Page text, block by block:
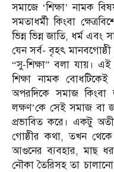
সমাজে ‘শিক্ষা’ নামক
সমতাধর্মী কিংবা
ভিন্ন ভিন্ন জাতি, ধর্ম এবং
যেন সর্ব- বৃহৎ
“সু-শিক্ষা” বলা যায়। এই
শিক্ষা নামক বোধটিকেই
অপরদিকে সমাজ কিংবা
লক্ষণ’কে সেই সমাজ বা
প্রভাবিত করে। একটু
গোষ্ঠীর কথা, তখন
আগুনের ব্যবহার, মাছ
নৌকা তৈরিসহ তা